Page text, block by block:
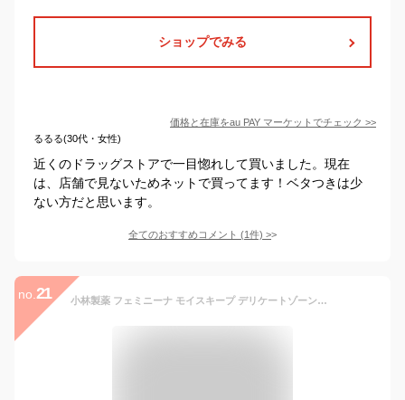
ショップでみる
価格と在庫をau PAY マーケット でチェック >>
るるる(30代・女性)
近くのドラッグストアで一目惚れして買いました。現在
は、店舗で見ないためネットで買ってます！ベタつきは少
ない方だと思います。
全てのおすすめコメント (1件) >
no. 21 小林製薬 フェミニーナ モイスキープ デリケートゾーン化粧水 50ml